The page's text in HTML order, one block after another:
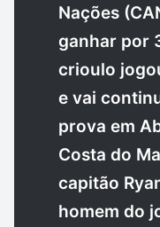
Nações
ganhar por
crioulo
e vai
prova em
Costa do
capitão
homem do